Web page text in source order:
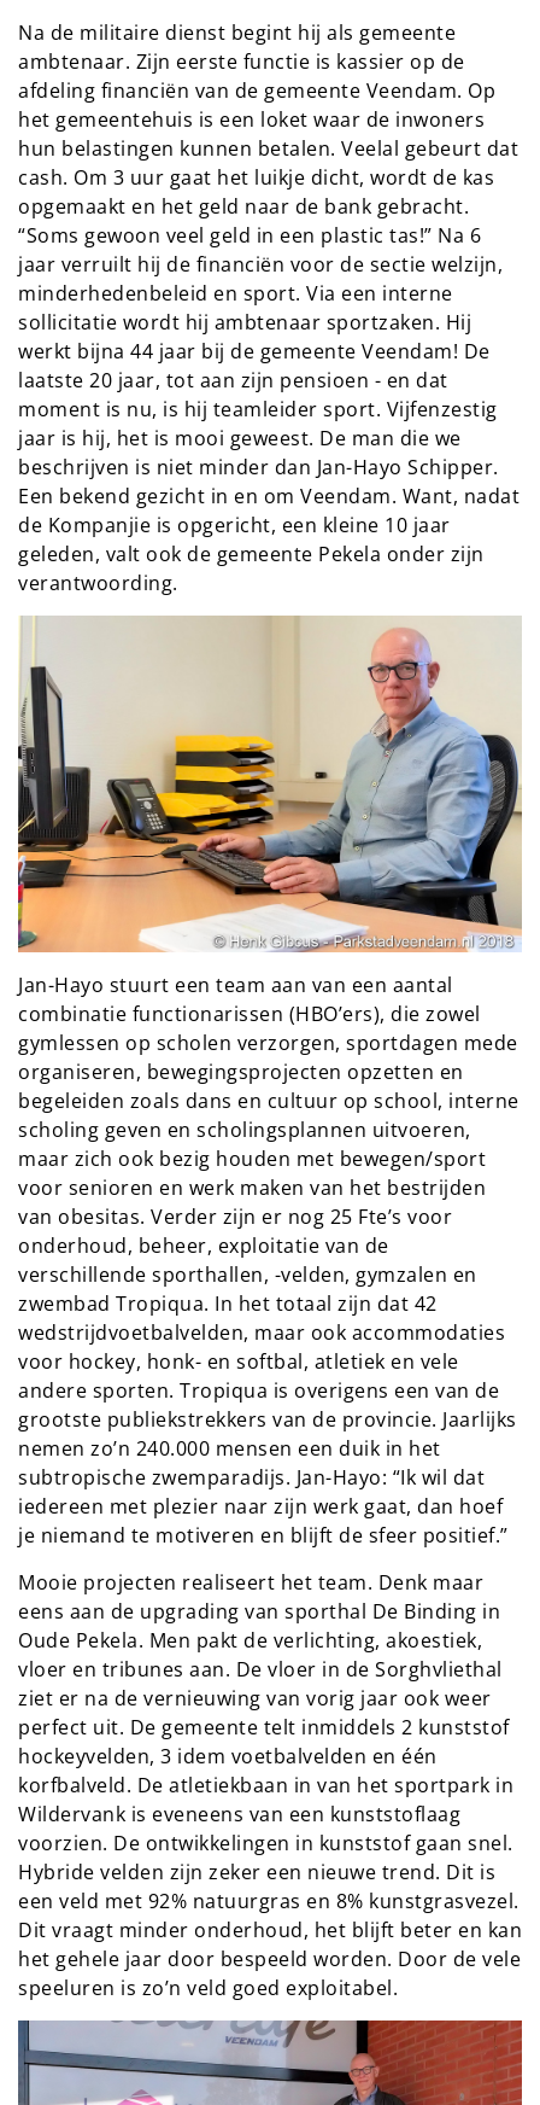
Na de militaire dienst begint hij als gemeente
ambtenaar. Zijn eerste functie is kassier op de
afdeling financiën van de gemeente Veendam. Op
het gemeentehuis is een loket waar de inwoners
hun belastingen kunnen betalen. Veelal gebeurt dat
cash. Om 3 uur gaat het luikje dicht, wordt de kas
opgemaakt en het geld naar de bank gebracht.
“Soms gewoon veel geld in een plastic tas!” Na 6
jaar verruilt hij de financiën voor de sectie welzijn,
minderhedenbeleid en sport. Via een interne
sollicitatie wordt hij ambtenaar sportzaken. Hij
werkt bijna 44 jaar bij de gemeente Veendam! De
laatste 20 jaar, tot aan zijn pensioen - en dat
moment is nu, is hij teamleider sport. Vijfenzestig
jaar is hij, het is mooi geweest. De man die we
beschrijven is niet minder dan Jan-Hayo Schipper.
Een bekend gezicht in en om Veendam. Want, nadat
de Kompanjie is opgericht, een kleine 10 jaar
geleden, valt ook de gemeente Pekela onder zijn
verantwoording.
Jan-Hayo stuurt een team aan van een aantal
combinatie functionarissen (HBO’ers), die zowel
gymlessen op scholen verzorgen, sportdagen mede
organiseren, bewegingsprojecten opzetten en
begeleiden zoals dans en cultuur op school, interne
scholing geven en scholingsplannen uitvoeren,
maar zich ook bezig houden met bewegen/sport
voor senioren en werk maken van het bestrijden
van obesitas. Verder zijn er nog 25 Fte’s voor
onderhoud, beheer, exploitatie van de
verschillende sporthallen, -velden, gymzalen en
zwembad Tropiqua. In het totaal zijn dat 42
wedstrijdvoetbalvelden, maar ook accommodaties
voor hockey, honk- en softbal, atletiek en vele
andere sporten. Tropiqua is overigens een van de
grootste publiekstrekkers van de provincie. Jaarlijks
nemen zo’n 240.000 mensen een duik in het
subtropische zwemparadijs. Jan-Hayo: “Ik wil dat
iedereen met plezier naar zijn werk gaat, dan hoef
je niemand te motiveren en blijft de sfeer positief.”
Mooie projecten realiseert het team. Denk maar
eens aan de upgrading van sporthal De Binding in
Oude Pekela. Men pakt de verlichting, akoestiek,
vloer en tribunes aan. De vloer in de Sorghvliethal
ziet er na de vernieuwing van vorig jaar ook weer
perfect uit. De gemeente telt inmiddels 2 kunststof
hockeyvelden, 3 idem voetbalvelden en één
korfbalveld. De atletiekbaan in van het sportpark in
Wildervank is eveneens van een kunststoflaag
voorzien. De ontwikkelingen in kunststof gaan snel.
Hybride velden zijn zeker een nieuwe trend. Dit is
een veld met 92% natuurgras en 8% kunstgrasvezel.
Dit vraagt minder onderhoud, het blijft beter en kan
het gehele jaar door bespeeld worden. Door de vele
speeluren is zo’n veld goed exploitabel.